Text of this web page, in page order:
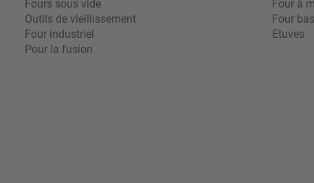
Fours sous vide
Outils de vieillissement
Four industriel
Pour la fusion
Four à
Four
Etuves